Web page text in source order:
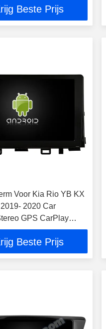
Beste Prijs
Voor Kia Rio YB KX
2020 Car
GPS CarPlay
Beste Prijs